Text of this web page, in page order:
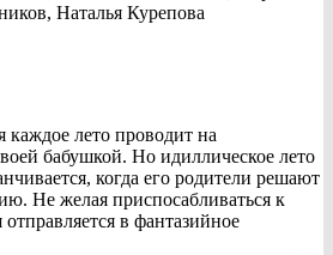
Наталья Курепова
каждое лето проводит на
бабушкой. Но идиллическое лето
когда его родители решают
Не желая приспосабливаться к
в фантазийное